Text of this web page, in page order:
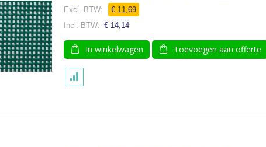
€ 11,69
€ 14,14
In winkelwagen Toevoegen aan offerte